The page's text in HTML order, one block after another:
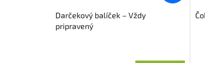
Darčekový balíček – Vždy
pripravený